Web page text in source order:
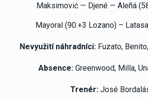
Maksimović — Djené — Aleñá
Mayoral (90.+3 Lozano) –
Nevyužití náhradníci: Fuzato,
Absence: Greenwood, Milla,
Trenér:José